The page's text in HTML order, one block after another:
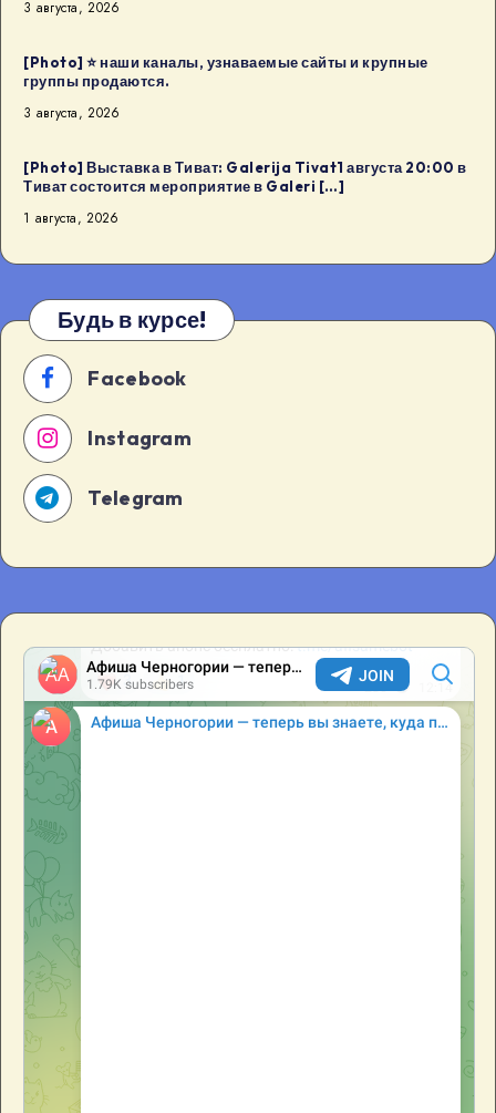
3 августа, 2026
[Photo] ⭐️ наши каналы, узнаваемые сайты и крупные
группы продаются.
3 августа, 2026
[Photo] Выставка в Тиват: Galerija Tivat1 августа 20:00 в
Тиват состоится мероприятие в Galeri […]
1 августа, 2026
Будь в курсе!
Facebook
Instagram
Telegram